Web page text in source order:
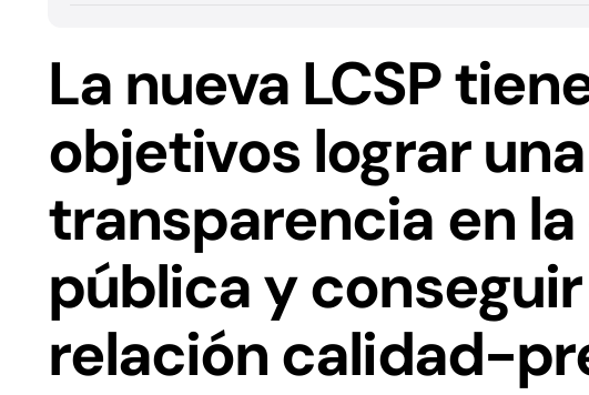
La nueva LCSP
objetivoslograr
transparencia en
públicay
relación calidad-